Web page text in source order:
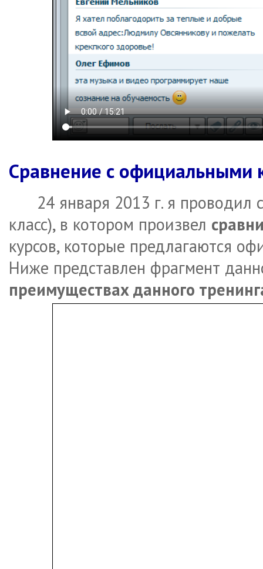
Сравнение с официальными
24 января 2013 г. я
класс), в котором произвел
курсов, которые предлагаются
Ниже представлен фрагмент
преимуществах данного